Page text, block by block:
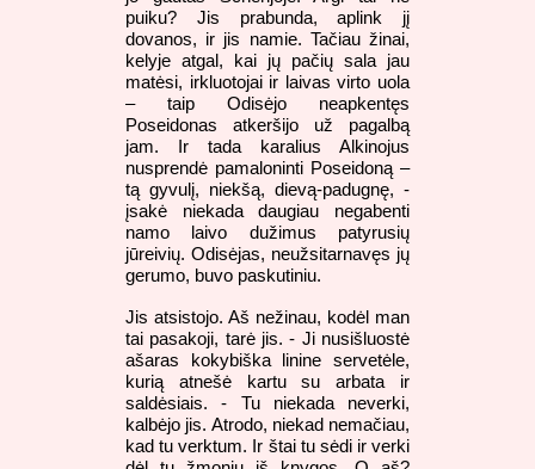
puiku? Jis prabunda, aplink jį
dovanos, ir jis namie. Tačiau žinai,
kelyje atgal, kai jų pačių sala jau
matėsi, irkluotojai ir laivas virto uola
– taip Odisėjo neapkentęs
Poseidonas atkeršijo už pagalbą
jam. Ir tada karalius Alkinojus
nusprendė pamaloninti Poseidoną –
tą gyvulį, niekšą, dievą-padugnę, -
įsakė niekada daugiau negabenti
namo laivo dužimus patyrusių
jūreivių. Odisėjas, neužsitarnavęs jų
gerumo, buvo paskutiniu.
Jis atsistojo. Aš nežinau, kodėl man
tai pasakoji, tarė jis. - Ji nusišluostė
ašaras kokybiška linine servetėle,
kurią atnešė kartu su arbata ir
saldėsiais. - Tu niekada neverki,
kalbėjo jis. Atrodo, niekad nemačiau,
kad tu verktum. Ir štai tu sėdi ir verki